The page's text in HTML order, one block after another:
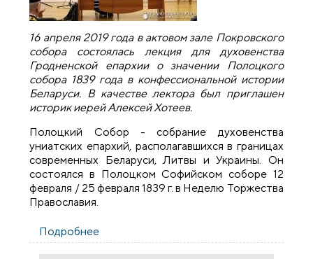
16 апреля 2019 года в актовом зале Покровского
собора состоялась лекция для духовенства
Гродненской епархии о значении Полоцкого
собора 1839 года в конфессиональной истории
Беларуси. В качестве лектора был приглашен
историк иерей Алексей Хотеев.
Полоцкий Собор - собрание духовенства
униатских епархий, располагавшихся в границах
современных Беларуси, Литвы и Украины. Он
состоялся в Полоцком Софийском соборе 12
февраля / 25 февраля 1839 г. в Неделю Торжества
Православия.
Подробнее
духовенства епархии о значении